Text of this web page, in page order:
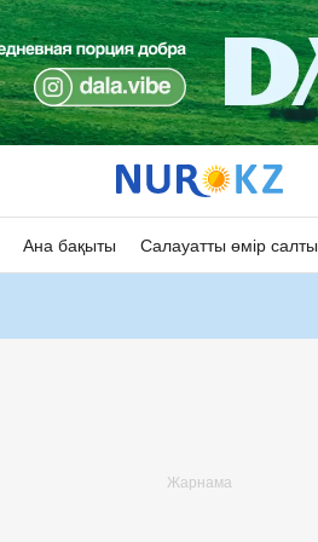
Ана бақыты Салауатты өмір салты